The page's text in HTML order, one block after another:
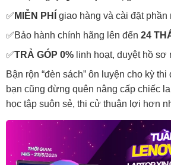
✅ MIỄN PHÍ
giao hàng và cài đặt phần
✅Bảo hành chính hãng lên đến 24
✅TRẢ GÓP 0% linh hoạt, duyệt hồ sơ
Bận rộn “đèn sách” ôn luyện cho kỳ
bạn cũng đừng quên nâng cấp chiếc
học tập suôn sẻ, thi cử thuận lợi hơn